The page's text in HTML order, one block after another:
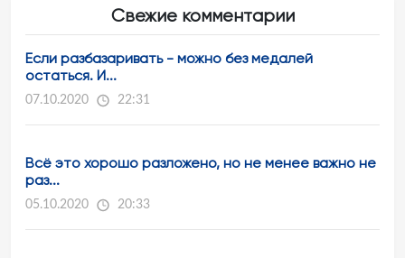
Свежие комментарии
Если разбазаривать - можно без медалей
остаться. И...
07.10.2020 22:31
Всё это хорошо разложено, но не менее важно не
раз...
05.10.2020 20:33